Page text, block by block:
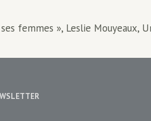
femmes », Leslie